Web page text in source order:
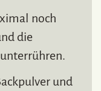
noch
die
und